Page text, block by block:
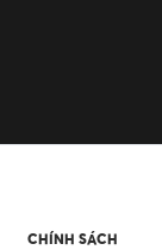
CHÍNH SÁCH